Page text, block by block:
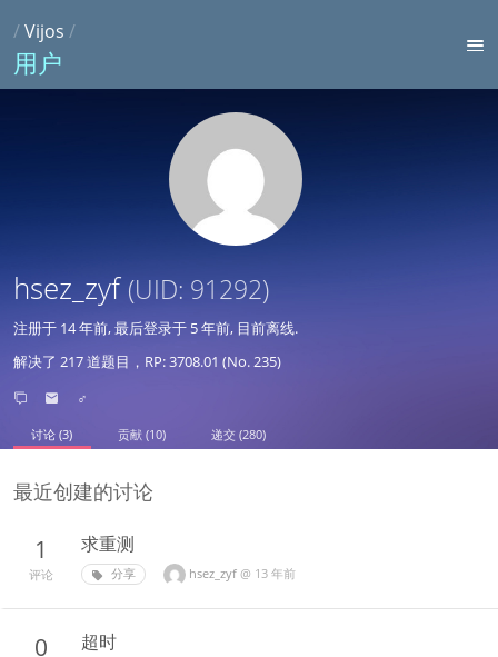
/Vijos /
用户
hsez_zyf (UID: 91292)
注册于 14 年前, 最后登录于 5 年前, 目前离线.
解决了 217 道题目，RP: 3708.01 (No. 235)
♂
讨论 (3) 贡献 (10) 递交 (280)
最近创建的讨论
1
评论
求重测
分享 hsez_zyf @ 13 年前
0 超时